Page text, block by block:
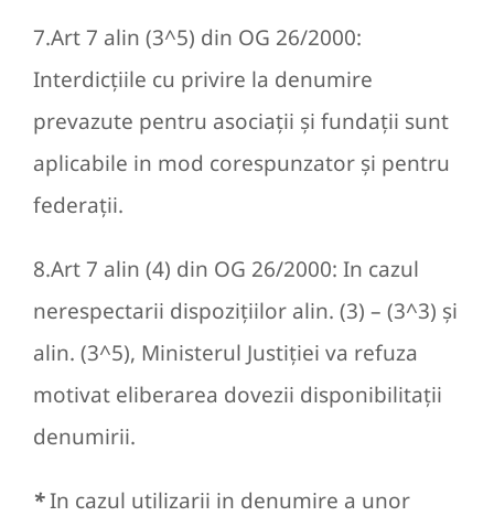
7.Art 7 alin (3^5) din OG 26/2000:
Interdicţiile cu privire la denumire
prevazute pentru asociaţii şi fundaţii sunt
aplicabile in mod corespunzator şi pentru
federaţii.
8.Art 7 alin (4) din OG 26/2000: In cazul
nerespectarii dispoziţiilor alin. (3) – (3^3) şi
alin. (3^5), Ministerul Justiţiei va refuza
motivat eliberarea dovezii disponibilitaţii
denumirii.
*In cazul utilizarii in denumire a unor